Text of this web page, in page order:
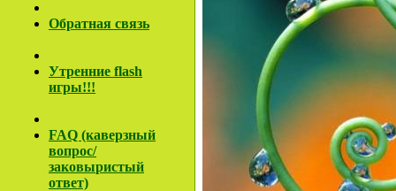
Обратная связь
Утренние flash
игры!!!
FAQ (каверзный
вопрос/
заковыристый
ответ)